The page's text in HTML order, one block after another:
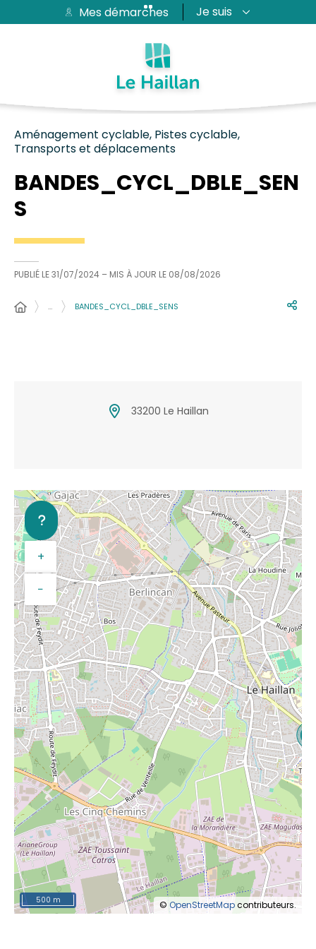
Aide et accessibilité
Passer au menu
Passer au contenuMes démarches Je suis
Aménagement cyclable, Pistes cyclable,
Transports et déplacements
BANDES_CYCL_DBLE_SEN
S
PUBLIÉ LE31/07/2024 – MIS À JOUR LE 08/08/2026
… BANDES_CYCL_DBLE_SENS
33200 Le Haillan
+
−
© OpenStreetMapcontributeurs.
500 m